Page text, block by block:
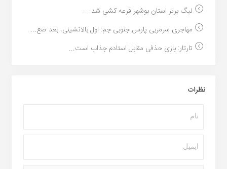
لیگ برتر استان بوشهر قرعه کشی شد....
مهاجری سرمربی پارس جنوبی جم: اول بالانشینی، بعد صع...
تارتار: بازی حذفی مقابل استادم جذاب است...
نظرات